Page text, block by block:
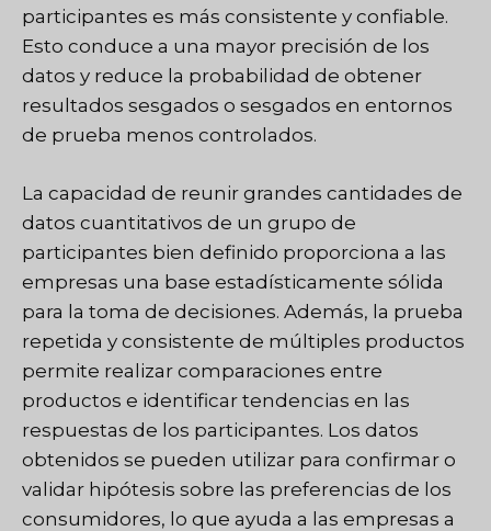
participantes es más consistente y confiable.
Esto conduce a una mayor precisión de los
datos y reduce la probabilidad de obtener
resultados sesgados o sesgados en entornos
de prueba menos controlados.
La capacidad de reunir grandes cantidades de
datos cuantitativos de un grupo de
participantes bien definido proporciona a las
empresas una base estadísticamente sólida
para la toma de decisiones. Además, la prueba
repetida y consistente de múltiples productos
permite realizar comparaciones entre
productos e identificar tendencias en las
respuestas de los participantes. Los datos
obtenidos se pueden utilizar para confirmar o
validar hipótesis sobre las preferencias de los
consumidores, lo que ayuda a las empresas a